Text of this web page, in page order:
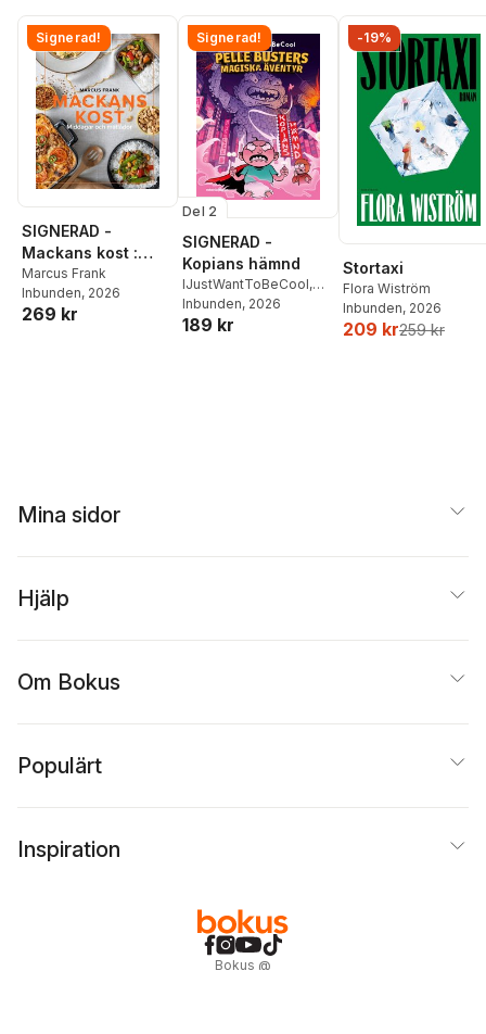
1995
Signerad!
SIGNERAD -
Mackans kost :
Middagar och
matlådor
Marcus Frank
Inbunden, 2026
269 kr
Signerad!
Del 2
SIGNERAD -
Kopians hämnd
IJustWantToBeCool,
Joel Adolphson
Ejdemo Beer
Inbunden, 2026
189 kr
-19%
Stortaxi
Flora Wiström
Inbunden, 2026
209 kr259 kr
Mina sidor
Hjälp
Om Bokus
Populärt
Inspiration
Bokus @